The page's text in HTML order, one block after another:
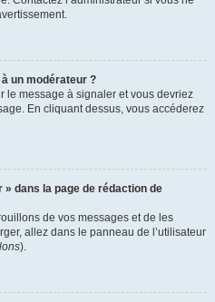
un modérateur ?
le message à signaler et vous devriez
En cliquant dessus, vous accéderez
dans la page de rédaction de
de vos messages et de les
allez dans le panneau de l’utilisateur
).